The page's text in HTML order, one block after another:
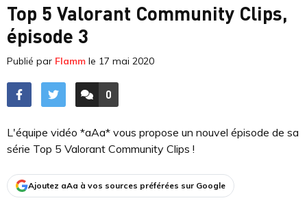
Top 5 Valorant Community Clips,
épisode 3
Publié par Flamm le 17 mai 2020
ACCÉDER AUX
0
COMMENTAIRES
L'équipe vidéo *aAa* vous propose un nouvel épisode de sa
série Top 5 Valorant Community Clips !
Ajoutez aAa à vos sources préférées sur Google